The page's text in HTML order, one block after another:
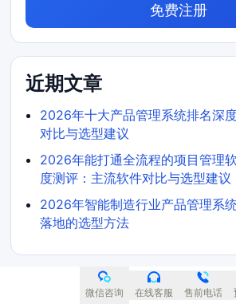
免费注册
近期文章
2026年十大产品管理系统排名深
对比与选型建议
2026年能打通全流程的项目管理
度测评：主流软件对比与选型建议
2026年智能制造行业产品管理系
落地的选型方法
微信咨询 在线客服 售前电话